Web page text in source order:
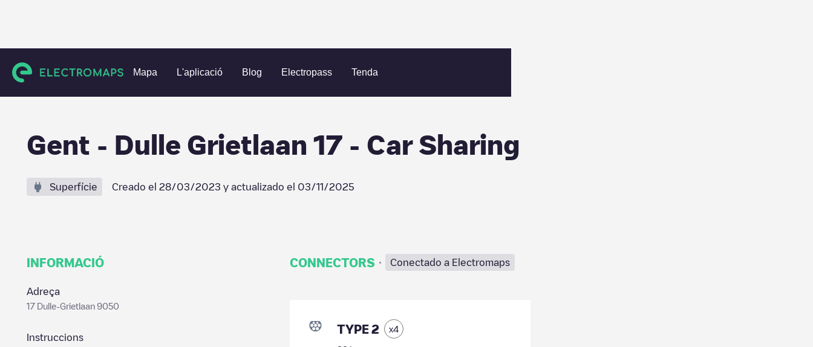
Mapa L'aplicació Blog Electropass Tenda
Charging stations Bèlgica Oost-Vlaanderen Gent Gent - Dulle Grietlaan 17 - Car Sharing
Gent - Dulle Grietlaan 17 - Car Sharing
Superfície Creado el 28/03/2023 y actualizado el 03/11/2025
INFORMACIÓ
Adreça
17 Dulle-Grietlaan 9050
Instruccions
CONNECTORS · Conectado a Electromaps
TYPE 2 x4